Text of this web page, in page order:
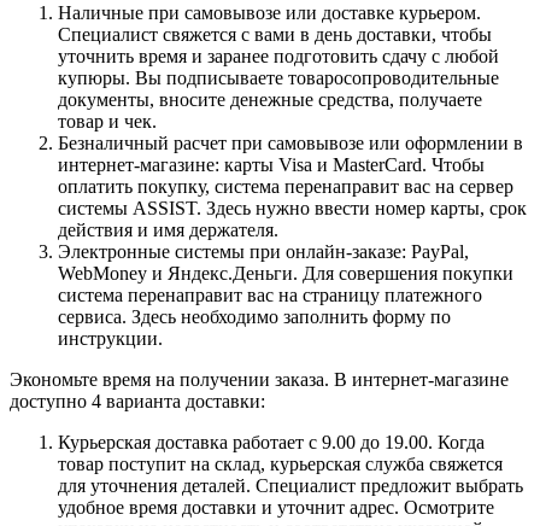
Наличные при самовывозе или доставке курьером.
Специалист свяжется с вами в день доставки, чтобы
уточнить время и заранее подготовить сдачу с любой
купюры. Вы подписываете товаросопроводительные
документы, вносите денежные средства, получаете
товар и чек.
Безналичный расчет при самовывозе или оформлении в
интернет-магазине: карты Visa и MasterCard. Чтобы
оплатить покупку, система перенаправит вас на сервер
системы ASSIST. Здесь нужно ввести номер карты, срок
действия и имя держателя.
Электронные системы при онлайн-заказе: PayPal,
WebMoney и Яндекс.Деньги. Для совершения покупки
система перенаправит вас на страницу платежного
сервиса. Здесь необходимо заполнить форму по
инструкции.
Экономьте время на получении заказа. В интернет-магазине
доступно 4 варианта доставки:
Курьерская доставка работает с 9.00 до 19.00. Когда
товар поступит на склад, курьерская служба свяжется
для уточнения деталей. Специалист предложит выбрать
удобное время доставки и уточнит адрес. Осмотрите